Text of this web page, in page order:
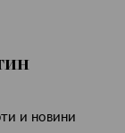
и новини